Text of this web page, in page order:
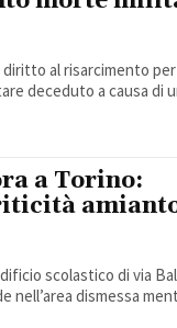
al risarcimento
deceduto a causa di
a Torino:
scolastico di via
nell’area dismessa